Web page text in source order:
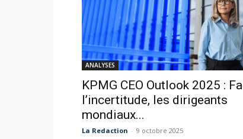
ANALYSES
KPMG CEO Outlook 2025 :
l’incertitude, les dirigeants
mondiaux...
La Redaction - 9 octobre 2025